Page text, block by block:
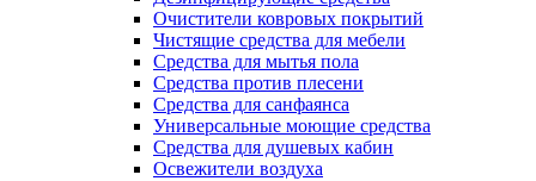
Очистители ковровых покрытий
Чистящие средства для мебели
Средства для мытья пола
Средства против плесени
Средства для санфаянса
Универсальные моющие средства
Средства для душевых кабин
Освежители воздуха